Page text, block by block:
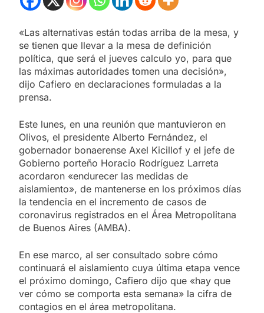
«Las alternativas están todas arriba de la mesa, y
se tienen que llevar a la mesa de definición
política, que será el jueves calculo yo, para que
las máximas autoridades tomen una decisión»,
dijo Cafiero en declaraciones formuladas a la
prensa.
Este lunes, en una reunión que mantuvieron en
Olivos, el presidente Alberto Fernández, el
gobernador bonaerense Axel Kicillof y el jefe de
Gobierno porteño Horacio Rodríguez Larreta
acordaron «endurecer las medidas de
aislamiento», de mantenerse en los próximos días
la tendencia en el incremento de casos de
coronavirus registrados en el Área Metropolitana
de Buenos Aires (AMBA).
En ese marco, al ser consultado sobre cómo
continuará el aislamiento cuya última etapa vence
el próximo domingo, Cafiero dijo que «hay que
ver cómo se comporta esta semana» la cifra de
contagios en el área metropolitana.